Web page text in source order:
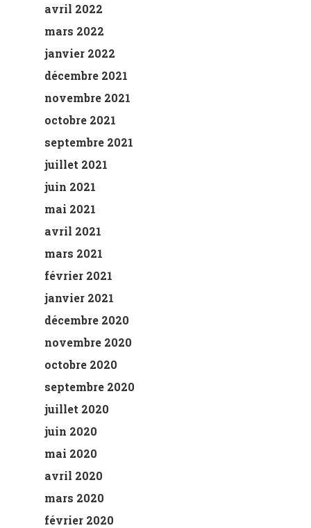
avril 2022
mars 2022
janvier 2022
décembre 2021
novembre 2021
octobre 2021
septembre 2021
juillet 2021
juin 2021
mai 2021
avril 2021
mars 2021
février 2021
janvier 2021
décembre 2020
novembre 2020
octobre 2020
septembre 2020
juillet 2020
juin 2020
mai 2020
avril 2020
mars 2020
février 2020